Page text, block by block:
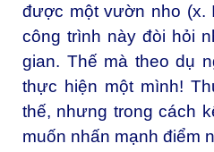
được một vườn nho (x.
công trình này đòi hỏi
gian. Thế mà theo dụ
thực hiện một mình!
thế, nhưng trong cách
muốn nhấn mạnh điểm